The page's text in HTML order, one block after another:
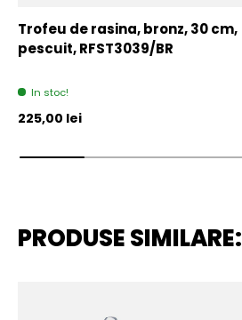
Trofeu de rasina, bronz, 30 cm,
pescuit, RFST3039/BR
In stoc!
Pret initial
225,00 lei
PRODUSE SIMILARE: